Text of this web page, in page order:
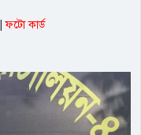
ফটো কার্ড